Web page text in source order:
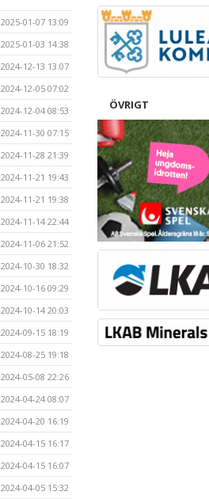
2025-01-07 13:09
2025-01-03 14:38
2024-12-13 13:07
2024-12-05 07:02
2024-12-04 08:53
2024-11-30 07:15
2024-11-28 21:39
2024-11-21 19:43
2024-11-21 19:38
2024-11-14 22:44
2024-11-06 21:52
2024-10-30 18:32
2024-10-16 09:29
2024-10-14 20:03
2024-09-15 18:19
2024-08-25 19:18
2024-05-08 22:26
2024-04-24 08:07
2024-04-20 16:19
2024-04-15 16:17
2024-04-15 16:07
2024-04-05 15:32
ÖVRIGT